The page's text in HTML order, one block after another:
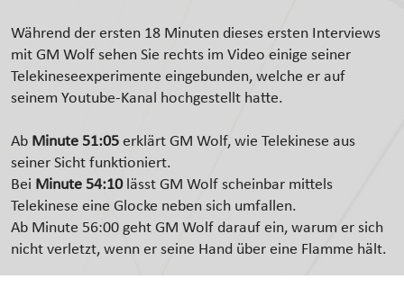
Während der ersten 18 Minuten dieses ersten Interviews
mit GM Wolf sehen Sie rechts im Video einige seiner
Telekineseexperimente eingebunden, welche er auf
seinem Youtube-Kanal hochgestellt hatte.
Ab Minute 51:05 erklärt GM Wolf, wie Telekinese aus
seiner Sicht funktioniert.
Bei Minute 54:10lässt GM Wolf scheinbar mittels
Telekinese eine Glocke neben sich umfallen.
Ab Minute 56:00 geht GM Wolf darauf ein, warum er sich
nicht verletzt, wenn er seine Hand über eine Flamme hält.